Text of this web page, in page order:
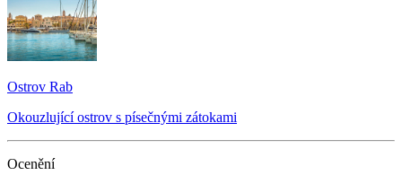
Ostrov Rab
Okouzlující ostrov s písečnými zátokami
Ocenění